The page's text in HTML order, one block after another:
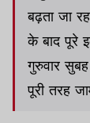
बढ़ता जा
के बाद पूरे
गुरुवार सुबह
पूरी तरह